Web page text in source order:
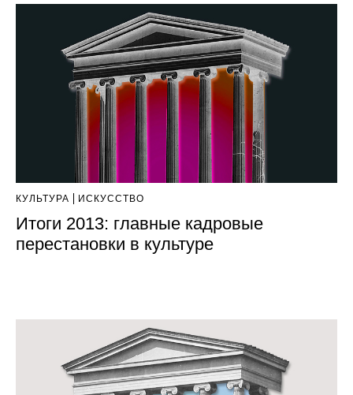
КУЛЬТУРА ИСКУССТВО
Итоги 2013: главные кадровые
перестановки в культуре